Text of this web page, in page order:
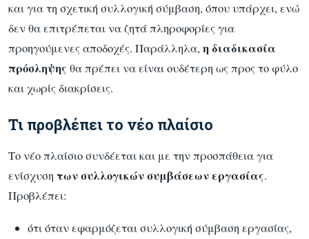
και για τη σχετική συλλογική σύμβαση, όπου υπάρχει, ενώ
δεν θα επιτρέπεται να ζητά πληροφορίες για
προηγούμενες αποδοχές. Παράλληλα, η διαδικασία
πρόσληψης θα πρέπει να είναι ουδέτερη ως προς το φύλο
και χωρίς διακρίσεις.
Τι προβλέπει το νέο πλαίσιο
Το νέο πλαίσιο συνδέεται και με την προσπάθεια για
ενίσχυση των συλλογικών συμβάσεων εργασίας.
Προβλέπει:
ότι όταν εφαρμόζεται συλλογική σύμβαση εργασίας,